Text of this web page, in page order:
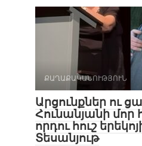
ՔԱՂԱՔԱԿԱՆՈՒԹՅՈՒՆ
Արցունքներ ու
Հունանյանի մոր
որդու հուշ
Տեսանյութ